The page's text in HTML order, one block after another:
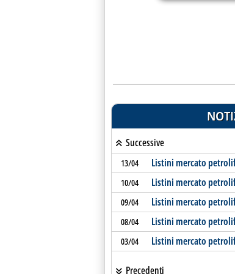
Successive
13/04 Listini mercato
10/04 Listini mercato
09/04 Listini mercato
08/04 Listini mercato
03/04 Listini mercato
Precedenti